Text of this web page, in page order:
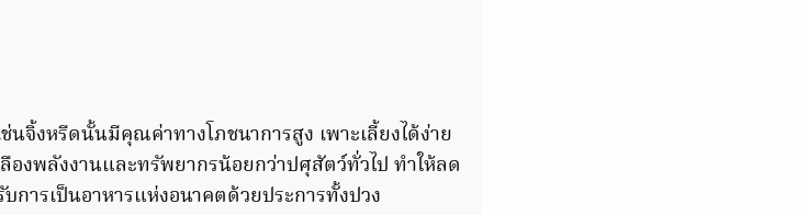
นจิ้งหรีดนั้นมีคุณค่าทางโภชนาการสูง เพาะเลี้ยงได้ง่าย
งพลังงานและทรัพยากรน้อยกว่าปศุสัตว์ทั่วไป ทำให้ลด
การเป็นอาหารแห่งอนาคตด้วยประการทั้งปวง